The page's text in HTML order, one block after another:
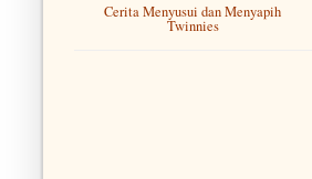
Cerita Menyusui dan Menyapih
Twinnies